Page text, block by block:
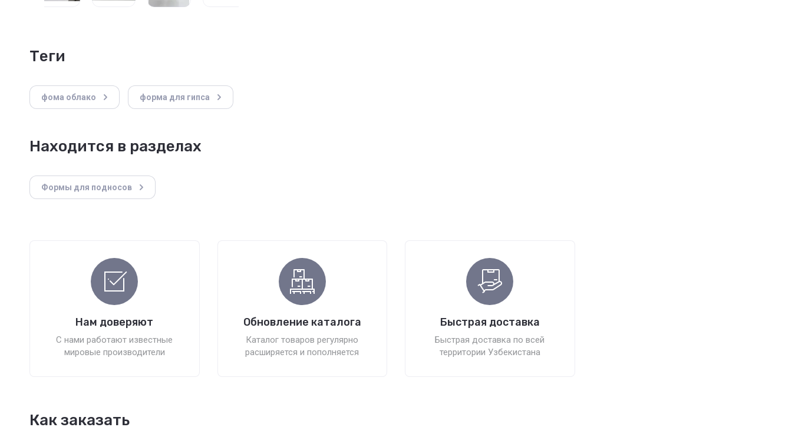
теги
фома облако форма для гипса
Находится в разделах
Формы для подносов
Нам доверяют
С нами работают известные
мировые производители
Обновление каталога
Каталог товаров регулярно
расширяется и пополняется
Быстрая доставка
Быстрая доставка по всей
территории Узбекистана
Как заказать